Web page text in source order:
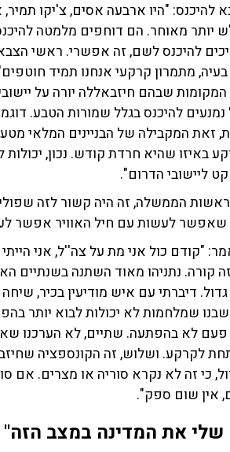
"היו ארבעה אסים, צ'יקו תמיר,
יותר מאוחר. הם דוחפים מלמטה
להיכנס לשם, זה אפשרי. ראשי
מתמרון קרקעי אנחנו תמיד
שבהם חיזבאללה יורה על
נמנעים להיכנס בגלל שמורות הטבע.
זאת המקבילה של הבניינים המלאי
באיזו שהיא חרדת קודש. נכון,
ליישובי הדרום".
הממשלה, זה היה קשור לזה
שאפשר לעשות עם חיל האוויר אפשר
"קודם כול אני מת על צה''ל, אני
דיברתי עם איש מודיעין בכיר, שיחה
שמלחמות לא יכולות לבוא יותר
פעם לא בהפתעה. שתיים, לא הערכנו
לקרקע. ושלוש, זה הקונספציה
כי זה לא נקרא סוריה או מצרים. אם
אין שום ספק".
שלי את המדינה במצב הזה"